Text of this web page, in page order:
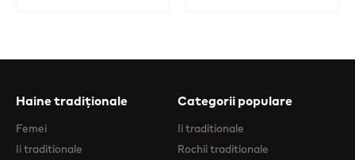
Haine tradiționale
Femei
Ii traditionale
Categorii populare
Ii traditionale
Rochii traditionale